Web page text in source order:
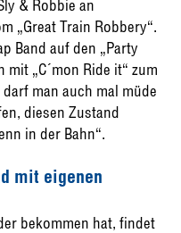
& Robbie an
„Great Train Robbery“.
Band auf den „Party
mit „C´mon Ride it“ zum
man auch mal müde
diesen Zustand
in der Bahn“.
mit eigenen
bekommen hat, findet